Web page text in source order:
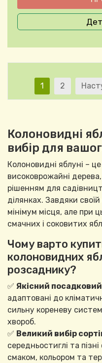
Поточна
1 Сторінка
2
Колоновидні
вибір для
Колоновидні яблуні –
високоврожайні
рішенням для
ділянках. Завдяки
мінімум місця, але
смачних і соковитих
Чому варто
колоновидних
розсаднику?
✅ Якісний
адаптовані до
сильну кореневу
хвороб.
✅ Великий вибір
середньостиглі та
смаком, кольором та